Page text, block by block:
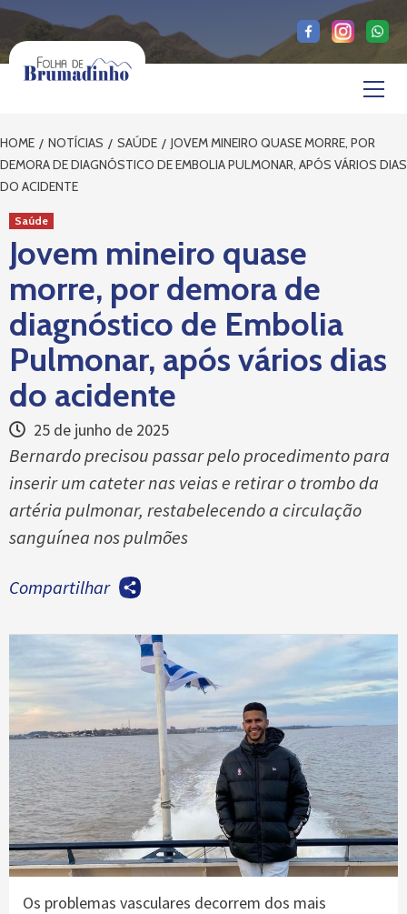
Skip
content
HOME NOTÍCIAS SAÚDE
JOVEM MINEIRO QUASE MORRE, POR
DEMORA DE DIAGNÓSTICO DE EMBOLIA PULMONAR, APÓS VÁRIOS DIAS
DO ACIDENTE
Saúde
Jovem mineiro quase
morre, por demora de
diagnóstico de Embolia
Pulmonar, após vários dias
do acidente
25 de junho de 2025
Bernardo precisou passar pelo procedimento para
inserir um cateter nas veias e retirar o trombo da
artéria pulmonar, restabelecendo a circulação
sanguínea nos pulmões
Compartilhar
Os problemas vasculares decorrem dos mais